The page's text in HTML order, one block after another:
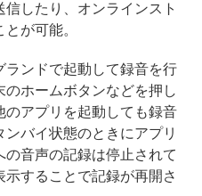
したり、オンラインスト
が可能。
ンドで起動して録音を行
のホームボタンなどを押し
のアプリを起動しても録音
バイ状態のときにアプリ
音声の記録は停止されて
することで記録が再開さ